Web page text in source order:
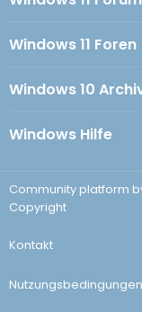
Windows 11 Foren
Windows 10
Windows Hilfe
Community platform
Copyright
Kontakt
Nutzungsbedingungen